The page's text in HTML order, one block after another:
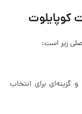
کوپایلوت
زیر است:
کادر پیام‌رسانی با عنوان Message Copilot و گزینه‌ای برای انتخاب